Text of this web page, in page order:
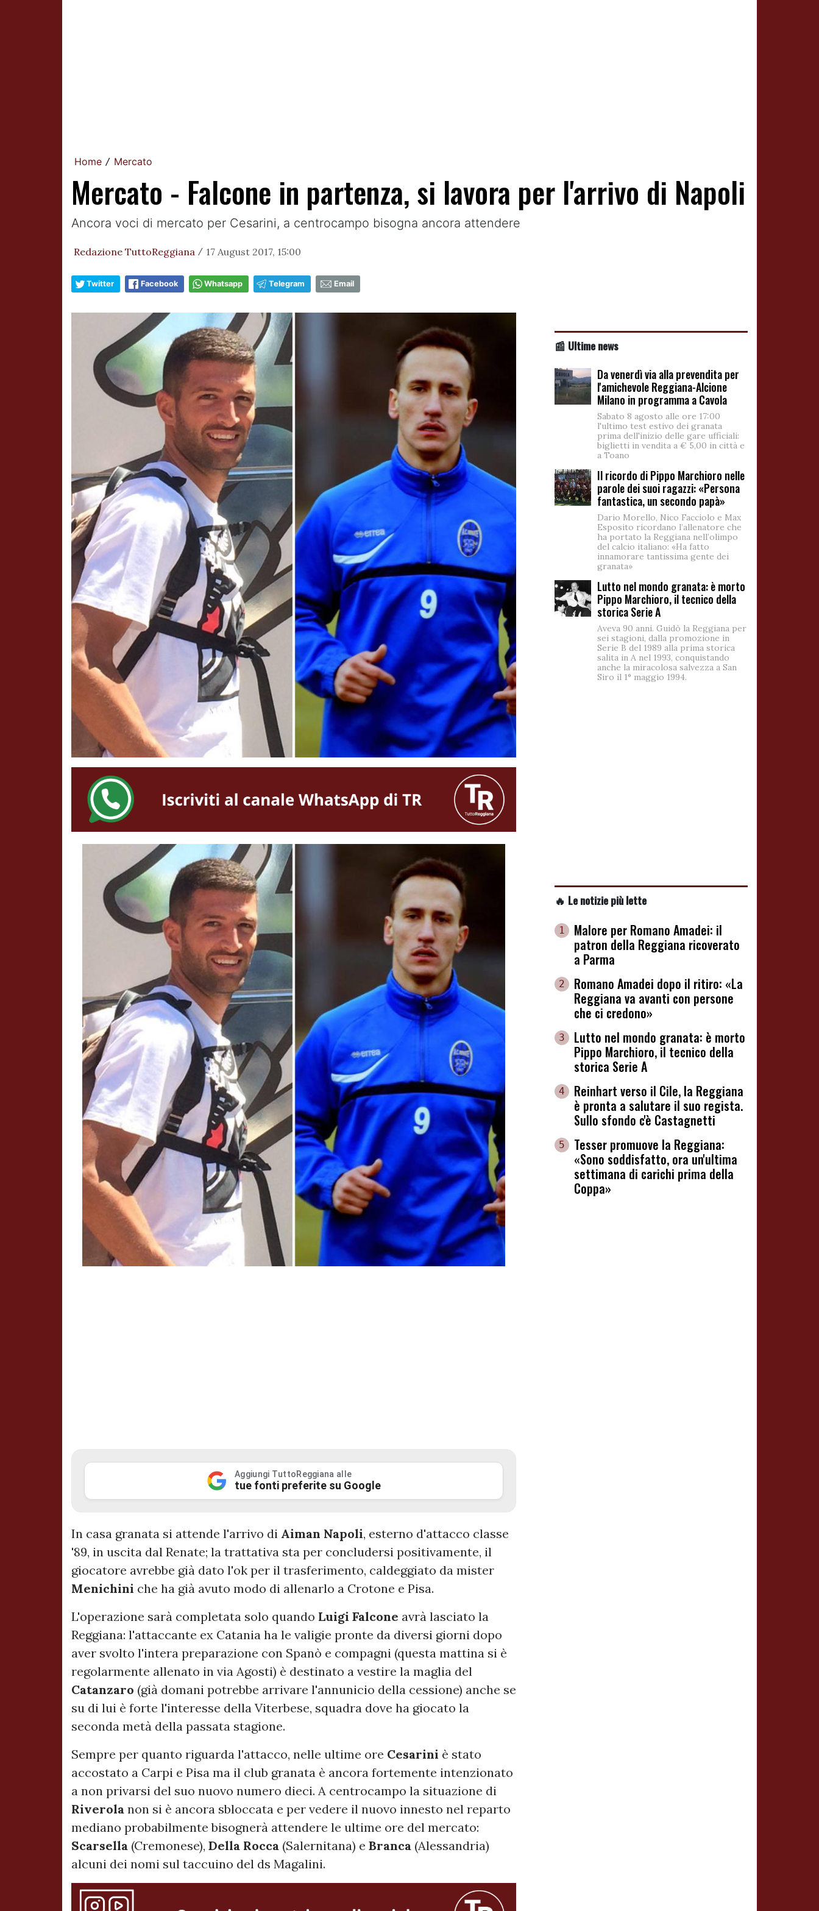
Home / Mercato
Mercato - Falcone in partenza, si lavora per l'arrivo di Napoli
Ancora voci di mercato per Cesarini, a centrocampo bisogna ancora attendere
Redazione TuttoReggiana / 17 August 2017, 15:00
Twitter Facebook Whatsapp Telegram Email
Aggiungi TuttoReggiana alle
tue fonti preferite su Google
In casa granata si attende l'arrivo di Aiman Napoli, esterno d'attacco classe
'89, in uscita dal Renate; la trattativa sta per concludersi positivamente, il
giocatore avrebbe già dato l'ok per il trasferimento, caldeggiato da mister
Menichini che ha già avuto modo di allenarlo a Crotone e Pisa.
L'operazione sarà completata solo quando Luigi Falcone avrà lasciato la
Reggiana: l'attaccante ex Catania ha le valigie pronte da diversi giorni dopo
aver svolto l'intera preparazione con Spanò e compagni (questa mattina si è
regolarmente allenato in via Agosti) è destinato a vestire la maglia del
Catanzaro (già domani potrebbe arrivare l'annunicio della cessione) anche se
su di lui è forte l'interesse della Viterbese, squadra dove ha giocato la
seconda metà della passata stagione.
Sempre per quanto riguarda l'attacco, nelle ultime ore Cesarini è stato
accostato a Carpi e Pisa ma il club granata è ancora fortemente intenzionato
a non privarsi del suo nuovo numero dieci. A centrocampo la situazione di
Riverola non si è ancora sbloccata e per vedere il nuovo innesto nel reparto
mediano probabilmente bisognerà attendere le ultime ore del mercato:
Scarsella (Cremonese), Della Rocca (Salernitana) e Branca (Alessandria)
alcuni dei nomi sul taccuino del ds Magalini.
📰 Ultime news
Da venerdì via alla prevendita per
l'amichevole Reggiana-Alcione
Milano in programma a Cavola
Sabato 8 agosto alle ore 17:00
l'ultimo test estivo dei granata
prima dell'inizio delle gare ufficiali:
biglietti in vendita a € 5,00 in città e
a Toano
Il ricordo di Pippo Marchioro nelle
parole dei suoi ragazzi: «Persona
fantastica, un secondo papà»
Dario Morello, Nico Facciolo e Max
Esposito ricordano l’allenatore che
ha portato la Reggiana nell’olimpo
del calcio italiano: «Ha fatto
innamorare tantissima gente dei
granata»
Lutto nel mondo granata: è morto
Pippo Marchioro, il tecnico della
storica Serie A
Aveva 90 anni. Guidò la Reggiana per
sei stagioni, dalla promozione in
Serie B del 1989 alla prima storica
salita in A nel 1993, conquistando
anche la miracolosa salvezza a San
Siro il 1° maggio 1994.
🔥 Le notizie più lette
1
Malore per Romano Amadei: il
patron della Reggiana ricoverato
a Parma
2
Romano Amadei dopo il ritiro: «La
Reggiana va avanti con persone
che ci credono»
3
Lutto nel mondo granata: è morto
Pippo Marchioro, il tecnico della
storica Serie A
4
Reinhart verso il Cile, la Reggiana
è pronta a salutare il suo regista.
Sullo sfondo c'è Castagnetti
5
Tesser promuove la Reggiana:
«Sono soddisfatto, ora un'ultima
settimana di carichi prima della
Coppa»